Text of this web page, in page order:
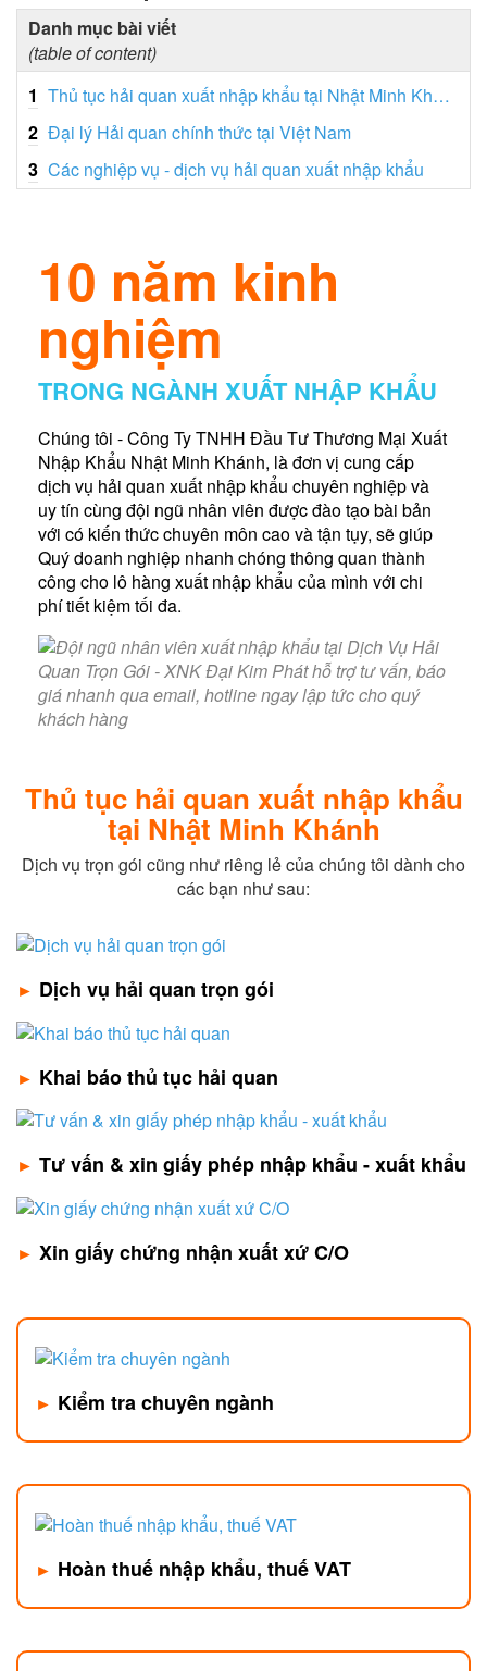
Danh mục bài viết
(table of content)
1 Thủ tục hải quan xuất nhập khẩu tại Nhật Minh Khánh
2 Đại lý Hải quan chính thức tại Việt Nam
3 Các nghiệp vụ - dịch vụ hải quan xuất nhập khẩu
10 năm kinh
nghiệm
TRONG NGÀNH XUẤT NHẬP KHẨU
Chúng tôi - Công Ty TNHH Đầu Tư Thương Mại Xuất
Nhập Khẩu Nhật Minh Khánh, là đơn vị cung cấp
dịch vụ hải quan xuất nhập khẩu chuyên nghiệp và
uy tín cùng đội ngũ nhân viên được đào tạo bài bản
với có kiến thức chuyên môn cao và tận tụy, sẽ giúp
Quý doanh nghiệp nhanh chóng thông quan thành
công cho lô hàng xuất nhập khẩu của mình với chi
phí tiết kiệm tối đa.
Thủ tục hải quan xuất nhập khẩu
tại Nhật Minh Khánh
Dịch vụ trọn gói cũng như riêng lẻ của chúng tôi dành cho
các bạn như sau:
► Dịch vụ hải quan trọn gói
► Khai báo thủ tục hải quan
► Tư vấn & xin giấy phép nhập khẩu - xuất khẩu
► Xin giấy chứng nhận xuất xứ C/O
► Kiểm tra chuyên ngành
► Hoàn thuế nhập khẩu, thuế VAT